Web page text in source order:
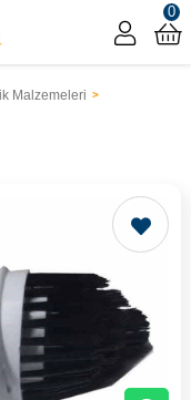
0
Malzemeleri